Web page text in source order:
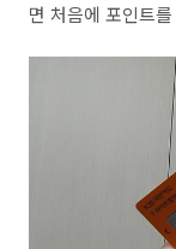
면 처음에 포인트